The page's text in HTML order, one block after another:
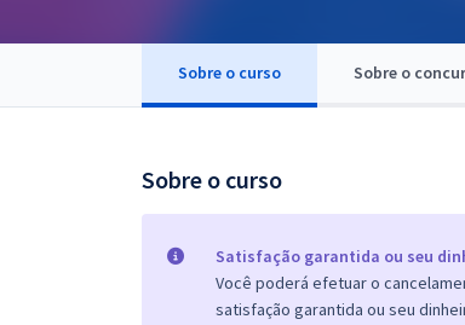
Sobre o curso Sobre o
Sobre o curso
Satisfação garantida ou seu
Você poderá efetuar o
satisfação garantida ou seu